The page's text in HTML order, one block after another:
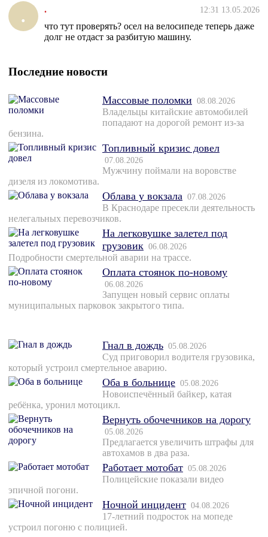
. . 12:31 13.05.2026
что тут проверять? осел на велосипеде теперь даже
долг не отдаст за разбитую машину.
Последние новости
Массовые поломки 08.08.2026
Владельцы китайские автомобилей
попадают на дорогой ремонт из-за
бензина.
Топливный кризис довел
07.08.2026
Мужчину поймали на воровстве
дизеля из локомотива.
Облава у вокзала 07.08.2026
В Краснодаре пресекли деятельность
нелегальных перевозчиков.
На легковушке залетел под
грузовик 06.08.2026
Подробности смертельной аварии на трассе.
Оплата стоянок по-новому
06.08.2026
Запущен новый сервис оплаты
муниципальных парковок закрытого типа.
Гнал в дождь 05.08.2026
Суд приговорил водителя грузовика,
который устроил смертельное аварию.
Оба в больнице 05.08.2026
Новоиспечённый байкер, катая
ребёнка, уронил мотоцикл.
Вернуть обочечников на дорогу
05.08.2026
Предлагается увеличить штрафы для
автохамов в два раза.
Работает мотобат 05.08.2026
Полицейские показали видео
эпичной погони.
Ночной инцидент 04.08.2026
17-летний подросток на мопеде
устроил погоню с полицией.